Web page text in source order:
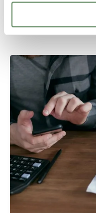
skoler med
kendskab til
administration på